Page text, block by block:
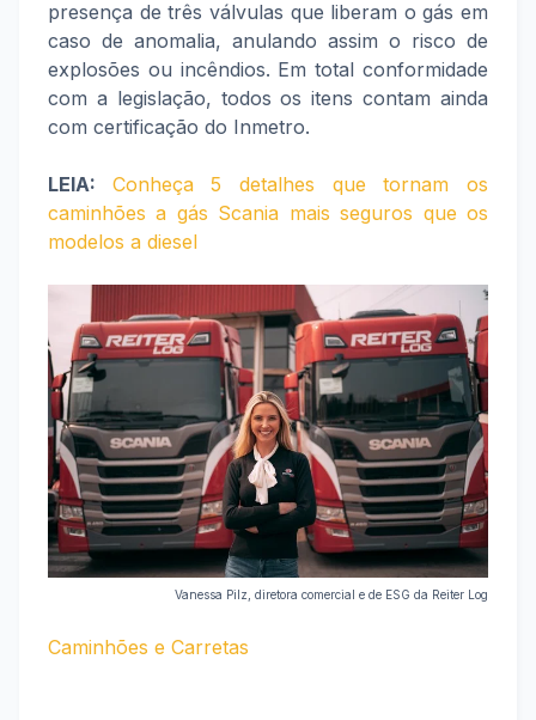
presença de três válvulas que liberam o gás em
caso de anomalia, anulando assim o risco de
explosões ou incêndios. Em total conformidade
com a legislação, todos os itens contam ainda
com certificação do Inmetro.
LEIA: Conheça 5 detalhes que tornam os
caminhões a gás Scania mais seguros que os
modelos a diesel
Vanessa Pilz, diretora comercial e de ESG da Reiter Log
Caminhões e Carretas